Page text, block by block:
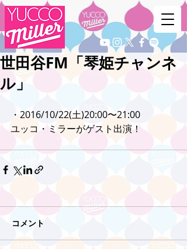
世田谷FM「琴姫チャンネ
ル」
・2016/10/22(土)20:00〜21:00
ユッコ・ミラーがゲスト出演！
コメント